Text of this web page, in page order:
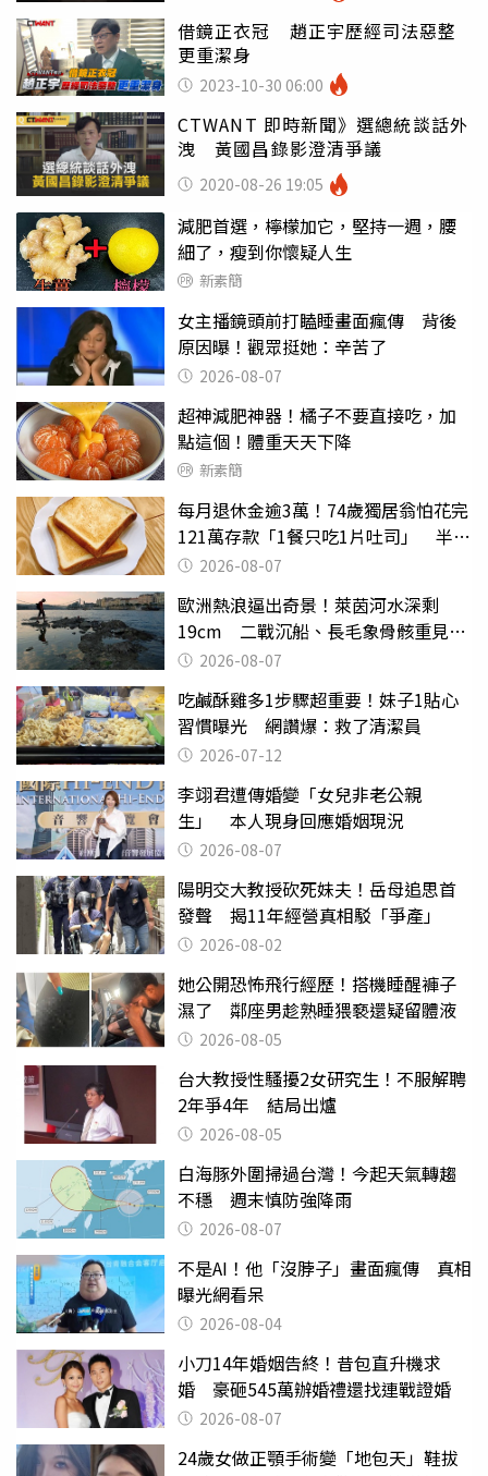
借鏡正衣冠 趙正宇歷經司法惡整
更重潔身
2023-10-30 06:00
CTWANT 即時新聞》選總統談話外
洩 黃國昌錄影澄清爭議
2020-08-26 19:05
減肥首選，檸檬加它，堅持一週，腰
細了，瘦到你懷疑人生
新素簡
女主播鏡頭前打瞌睡畫面瘋傳 背後
原因曝！觀眾挺她：辛苦了
2026-08-07
超神減肥神器！橘子不要直接吃，加
點這個！體重天天下降
新素簡
每月退休金逾3萬！74歲獨居翁怕花完
121萬存款「1餐只吃1片吐司」 半年
後暴瘦嚇壞女兒
2026-08-07
歐洲熱浪逼出奇景！萊茵河水深剩
19cm 二戰沉船、長毛象骨骸重見天
日 2026-08-07
吃鹹酥雞多1步驟超重要！妹子1貼心
習慣曝光 網讚爆：救了清潔員
2026-07-12
李翊君遭傳婚變「女兒非老公親
生」 本人現身回應婚姻現況
2026-08-07
陽明交大教授砍死妹夫！岳母追思首
發聲 揭11年經營真相駁「爭產」
2026-08-02
她公開恐怖飛行經歷！搭機睡醒褲子
濕了 鄰座男趁熟睡猥褻還疑留體液
2026-08-05
台大教授性騷擾2女研究生！不服解聘
2年爭4年 結局出爐
2026-08-05
白海豚外圍掃過台灣！今起天氣轉趨
不穩 週末慎防強降雨
2026-08-07
不是AI！他「沒脖子」畫面瘋傳 真相
曝光網看呆
2026-08-04
小刀14年婚姻告終！昔包直升機求
婚 豪砸545萬辦婚禮還找連戰證婚
2026-08-07
24歲女做正顎手術變「地包天」鞋拔